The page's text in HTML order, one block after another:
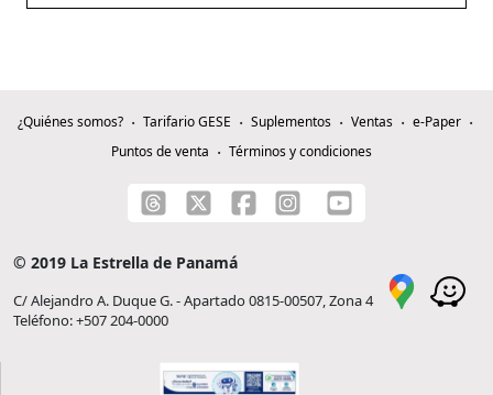
¿Quiénes somos? Tarifario GESE Suplementos Ventas
e-Paper
Puntos de venta
Términos y condiciones
© 2019 La Estrella de Panamá
C/ Alejandro A. Duque G. - Apartado 0815-00507, Zona 4
Teléfono: +507 204-0000